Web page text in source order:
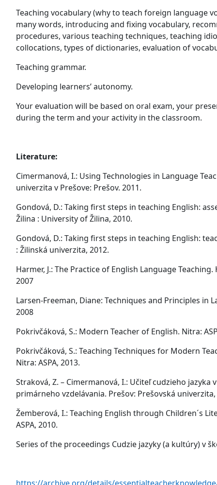
Teaching vocabulary (why to teach foreign language
many words, introducing and fixing vocabulary,
procedures, various teaching techniques, teaching
collocations, types of dictionaries, evaluation of
Teaching grammar.
Developing learners’ autonomy.
Your evaluation will be based on oral exam, your
during the term and your activity in the classroom.
Literature:
Cimermanová, I.: Using Technologies in Language
univerzita v Prešove: Prešov. 2011.
Gondová, D.: Taking first steps in teaching English:
Žilina : University of Žilina, 2010.
Gondová, D.: Taking first steps in teaching English:
: Žilinská univerzita, 2012.
Harmer, J.: The Practice of English Language
2007
Larsen-Freeman, Diane: Techniques and Principles in
2008
Pokrivčáková, S.: Modern Teacher of English. Nitra:
Pokrivčáková, S.: Teaching Techniques for Modern
Nitra: ASPA, 2013.
Straková, Z. – Cimermanová, I.: Učiteľ cudzieho jazyka
primárneho vzdelávania. Prešov: Prešovská
Žemberová, I.: Teaching English through Children´s
ASPA, 2010.
Series of the proceedings Cudzie jazyky (a kultúry) v